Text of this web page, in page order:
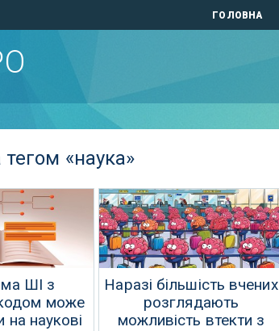
ГОЛОВНА
«наука»
ШІ з
може
на наукові
Наразі більшість вчених
розглядають
можливість втекти з